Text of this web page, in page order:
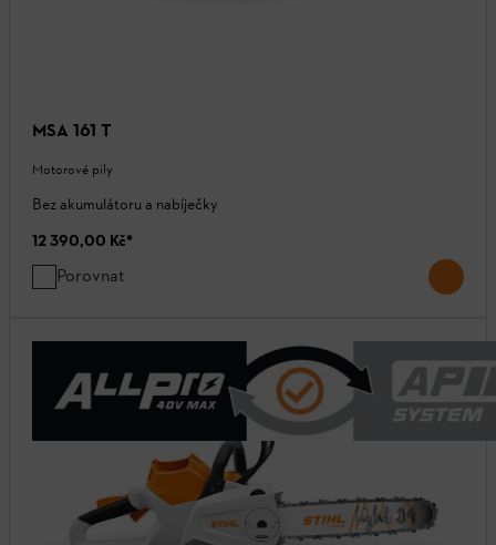
MSA 161 T
Motorové pily
Bez akumulátoru a nabíječky
12 390,00 Kč*
Porovnat